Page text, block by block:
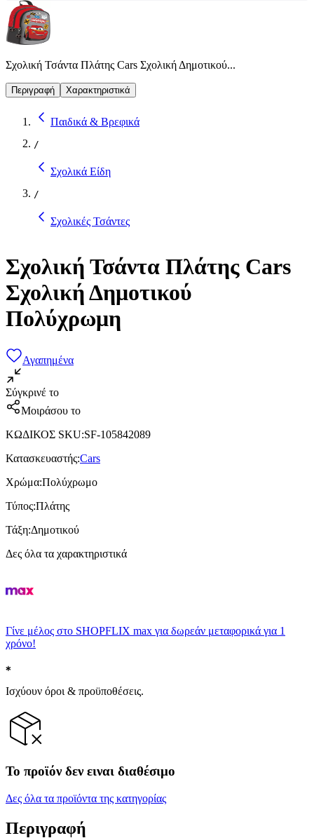
Σχολική Τσάντα Πλάτης Cars Σχολική Δημοτικού...
Περιγραφή Χαρακτηριστικά
Παιδικά & Βρεφικά
/
Σχολικά Είδη
/
Σχολικές Τσάντες
Σχολική Τσάντα Πλάτης Cars
Σχολική Δημοτικού
Πολύχρωμη
Αγαπημένα
Σύγκρινέ το
Μοιράσου το
ΚΩΔΙΚΟΣ SKU:SF-105842089
Κατασκευαστής:Cars
Χρώμα:Πολύχρωμο
Τύπος:Πλάτης
Τάξη:Δημοτικού
Δες όλα τα χαρακτηριστικά
Γίνε μέλος στο SHOPFLIX max για δωρεάν μεταφορικά για 1
χρόνο!
Ισχύουν όροι & προϋποθέσεις.
Το προϊόν δεν ειναι διαθέσιμο
Δες όλα τα προϊόντα της κατηγορίας
Περιγραφή